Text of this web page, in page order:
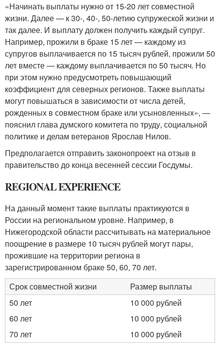
«Начинать выплаты нужно от 15-20 лет совместной
жизни. Далее — к 30-, 40-, 50-летию супружеской жизни и
так далее. И выплату должен получить каждый супруг.
Например, прожили в браке 15 лет — каждому из
супругов выплачивается по 15 тысяч рублей, прожили 50
лет вместе — каждому выплачивается по 50 тысяч. Но
при этом нужно предусмотреть повышающий
коэффициент для северных регионов. Также выплаты
могут повышаться в зависимости от числа детей,
рожденных в совместном браке или усыновленных», —
пояснил глава думского комитета по труду, социальной
политике и делам ветеранов Ярослав Нилов.
Предполагается отправить законопроект на отзыв в
правительство до конца весенней сессии Госдумы.
REGIONAL EXPERIENCE
На данный момент такие выплаты практикуются в
России на региональном уровне. Например, в
Нижегородской области рассчитывать на материальное
поощрение в размере 10 тысяч рублей могут пары,
прожившие на территории региона в
зарегистрированном браке 50, 60, 70 лет.
Срок совместной жизни
Размер выплаты
50 лет
10 000 рублей
60 лет
10 000 рублей
70 лет
10 000 рублей